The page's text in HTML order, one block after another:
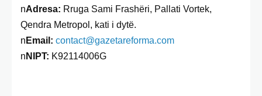
nAdresa: Rruga Sami Frashëri, Pallati Vortek,
Qendra Metropol, kati i dytë.
n Email: contact@gazetareforma.com
n NIPT: K92114006G